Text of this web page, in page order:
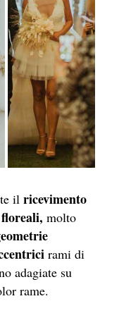
il ricevimento
molto
rami di
adagiate su
rame.